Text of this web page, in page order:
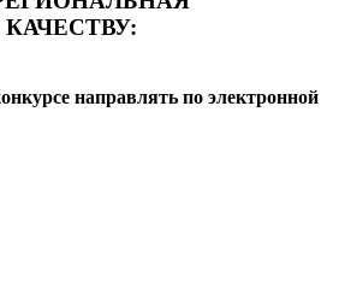
направлять по электронной